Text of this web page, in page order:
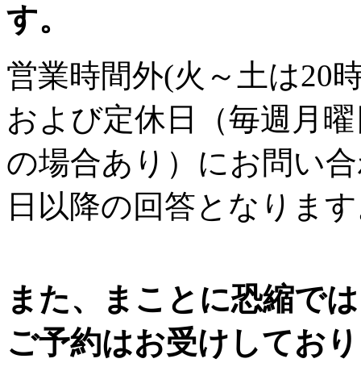
す。
営業時間外(火～土は20
および定休日（毎週月
の場合あり）にお問い
日以降の回答となりま
また、まことに恐縮で
ご予約はお受けしてお